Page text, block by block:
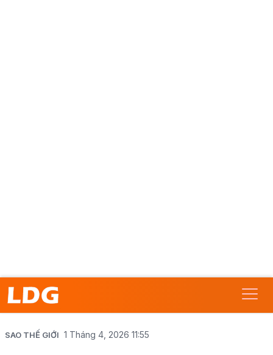
SAO THẾ GIỚI 1 Tháng 4, 2026 11:55